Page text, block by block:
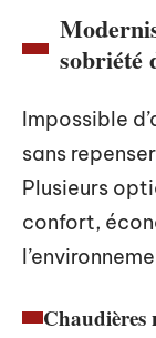
sobriété
Impossible
sans
Plusieurs
confort,
Chaudières